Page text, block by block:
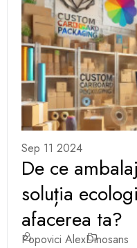
Sep 11 2024
De ce
soluția
afacerea ta?
Popovici AlexDinosans